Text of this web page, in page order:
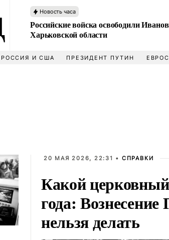
Новость часа
Российские войска освободили
Харьковской области
РОССИЯ И США ПРЕЗИДЕНТ ПУТИН
20 МАЯ 2026, 22:31 • СПРАВКИ
Какой
года:
нельзя делать